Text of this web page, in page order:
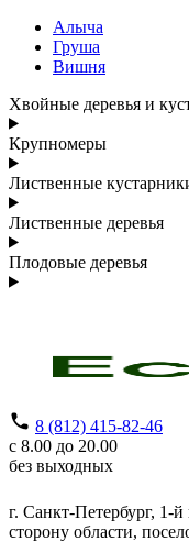
Алыча
Груша
Вишня
Хвойные деревья и
Крупномеры
Лиственные
Лиственные деревья
Плодовые деревья
8 (812) 415-82-46
с 8.00 до 20.00
без выходных
г. Санкт-Петербург, 1-й
сторону области,